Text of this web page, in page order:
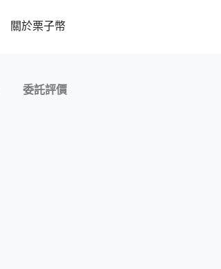
關於栗子幣
委託評價